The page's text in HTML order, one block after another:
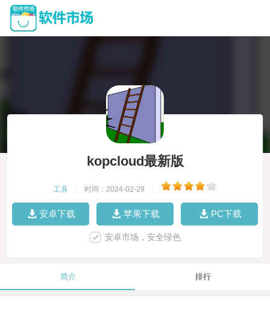
kopcloud最新版
工具 时间：2024-02-29
安卓下载 苹果下载 PC下载
安卓市场，安全绿色
简介 排行